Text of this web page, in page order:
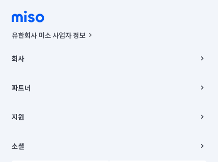
유한회사 미소 사업자 정보
00019 |
주소 | 본사: 서울특별시 종로구 율곡로 6(중학동, 트윈트리빌딩) B동 5층
컨택센터 : 서울특별시 종로구 수송동 율곡로 24, 7층, 8층 미소
상품, 상품정보, 거래에 관한 의무와 책임은 거래당사자에게 있습니다.
언론 보도 관련 문의:
© 유한회사 미소. Miso, Inc. All Rights Reserved.
회사
채용
파트너
이사
지원
이용약관
소셜